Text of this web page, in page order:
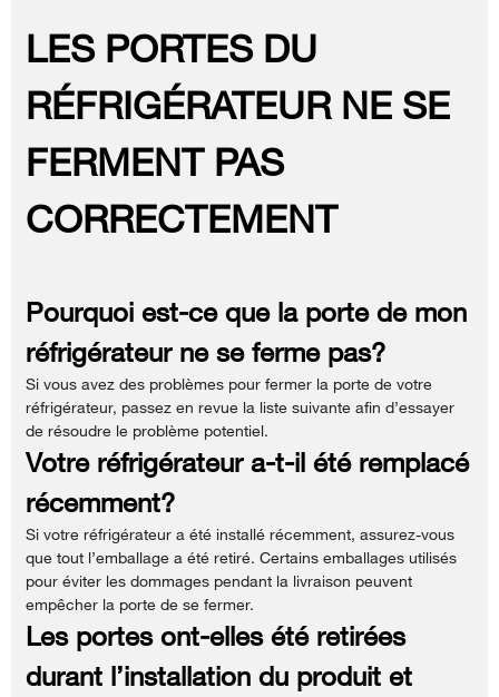
LES PORTES DU
RÉFRIGÉRATEUR NE SE
FERMENT PAS
CORRECTEMENT
Pourquoi est-ce que la porte de mon
réfrigérateur ne se ferme pas?
Si vous avez des problèmes pour fermer la porte de votre
réfrigérateur, passez en revue la liste suivante afin d’essayer
de résoudre le problème potentiel.
Votre réfrigérateur a-t-il été remplacé
récemment?
Si votre réfrigérateur a été installé récemment, assurez-vous
que tout l’emballage a été retiré. Certains emballages utilisés
pour éviter les dommages pendant la livraison peuvent
empêcher la porte de se fermer.
Les portes ont-elles été retirées
durant l’installation du produit et